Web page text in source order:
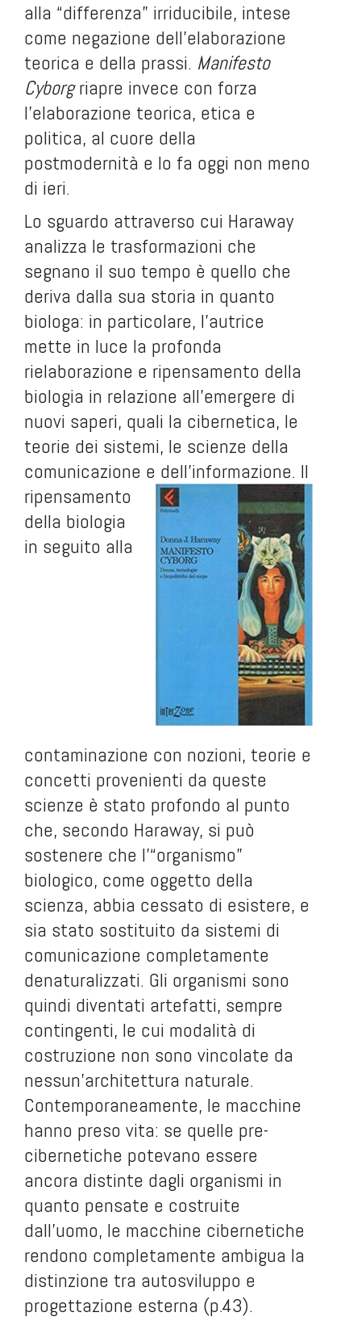
alla “differenza” irriducibile, intese
come negazione dell’elaborazione
teorica e della prassi. Manifesto
Cyborgriapre invece con forza
l’elaborazione teorica, etica e
politica, al cuore della
postmodernità e lo fa oggi non meno
di ieri.
Lo sguardo attraverso cui Haraway
analizza le trasformazioni che
segnano il suo tempo è quello che
deriva dalla sua storia in quanto
biologa: in particolare, l’autrice
mette in luce la profonda
rielaborazione e ripensamento della
biologia in relazione all’emergere di
nuovi saperi, quali la cibernetica, le
teorie dei sistemi, le scienze della
comunicazione e dell’informazione. Il
ripensamento
della biologia
in seguito alla
contaminazione con nozioni, teorie e
concetti provenienti da queste
scienze è stato profondo al punto
che, secondo Haraway, si può
sostenere che l’“organismo”
biologico, come oggetto della
scienza, abbia cessato di esistere, e
sia stato sostituito da sistemi di
comunicazione completamente
denaturalizzati. Gli organismi sono
quindi diventati artefatti, sempre
contingenti, le cui modalità di
costruzione non sono vincolate da
nessun’architettura naturale.
Contemporaneamente, le macchine
hanno preso vita: se quelle pre-
cibernetiche potevano essere
ancora distinte dagli organismi in
quanto pensate e costruite
dall’uomo, le macchine cibernetiche
rendono completamente ambigua la
distinzione tra autosviluppo e
progettazione esterna (p.43).